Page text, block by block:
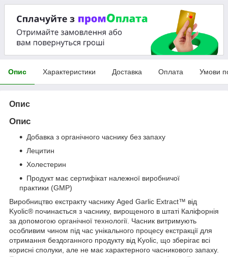
Опис Характеристики Доставка Оплата Умови
Опис
Опис
Добавка з органічного часнику без запаху
Лецитин
Холестерин
Продукт має сертифікат належної виробничої
практики (GMP)
Виробництво екстракту часнику Aged Garlic Extract™ від
Kyolic® починається з часнику, вирощеного в штаті Каліфорнія
за допомогою органічної технології. Часник витримують
особливим чином під час унікального процесу екстракції для
отримання бездоганного продукту від Kyolic, що зберігає всі
корисні сполуки, але не має характерного часникового запаху.